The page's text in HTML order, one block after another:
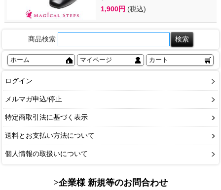
1,900円 (税込)
商品検索
ホーム マイページ カート
ログイン
メルマガ申込/停止
特定商取引法に基づく表示
送料とお支払い方法について
個人情報の取扱いについて
>企業様 新規等のお問合わせ